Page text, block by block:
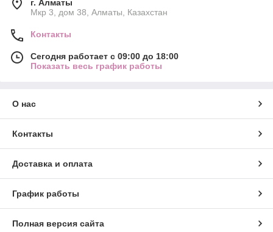
г. Алматы
Мкр 3, дом 38, Алматы, Казахстан
Контакты
Сегодня работает с 09:00 до 18:00
Показать весь график работы
О нас
Контакты
Доставка и оплата
График работы
Полная версия сайта